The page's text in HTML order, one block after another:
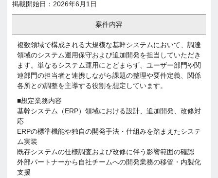
掲載開始日：2026年6月1日
案件内容
複数領域で構成される大規模な基幹システムにおいて、調達
領域のシステム運用保守および追加開発を担当していただき
ます。単なるシステム運用にとどまらず、ユーザー部門や関
連部門の担当者と連携しながら課題の整理や要件定義、関係
各所との調整を主導する役割を想定しています。
■想定業務内容
基幹システム（ERP）領域における設計、追加開発、改修対
応
ERPの標準機能や独自の開発手法・仕組みを踏まえたシステ
ム実装
既存システムの仕様調査および改修に伴う影響範囲の確認
外部パートナーから自社チームへの開発業務の移管・内製化
支援